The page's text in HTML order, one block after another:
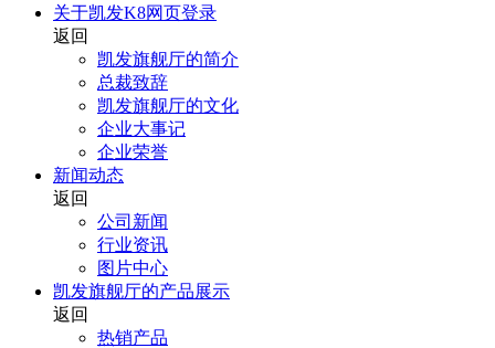
关于凯发K8网页登录
返回
凯发旗舰厅的简介
总裁致辞
凯发旗舰厅的文化
企业大事记
企业荣誉
新闻动态
返回
公司新闻
行业资讯
图片中心
凯发旗舰厅的产品展示
返回
热销产品